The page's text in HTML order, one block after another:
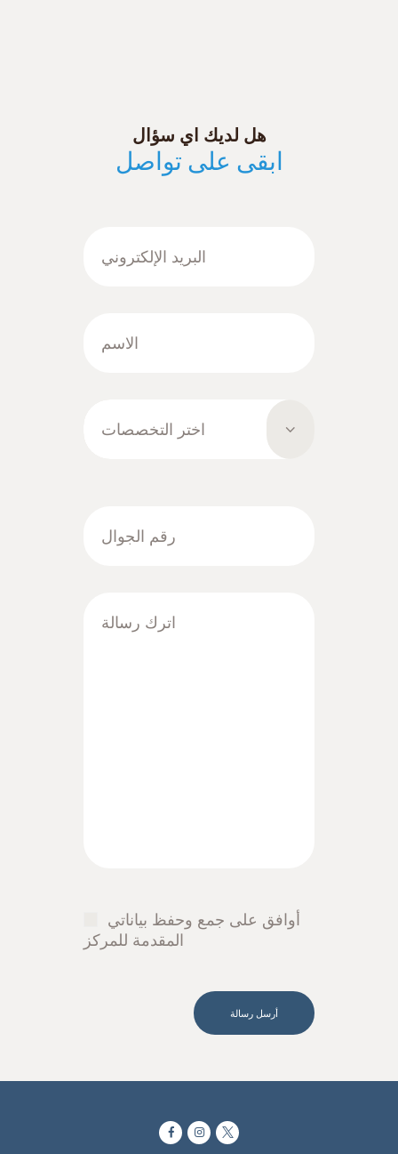
هل لديك اي سؤال
ابقى على تواصل
أوافق على جمع وحفظ بياناتي
المقدمة للمركز